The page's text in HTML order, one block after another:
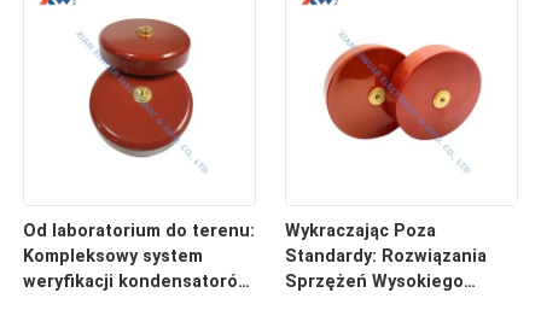
Od laboratorium do terenu:
Kompleksowy system
weryfikacji kondensatorów
Wykraczając Poza
Standardy: Rozwiązania
Sprzężeń Wysokiego